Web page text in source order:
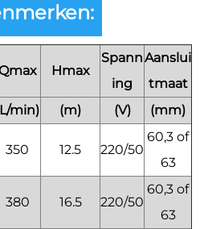
Hmax
Spann
ing
Aanslui
tmaat
min) (m) (V)
(mm)
350 12.5 220/50
60,3 of
63
380 16.5 220/50
60,3 of
63